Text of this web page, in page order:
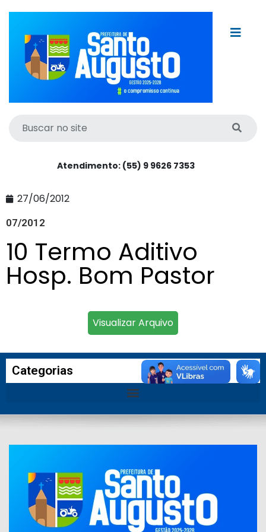
Atendimento: (55) 9 9626 7353
27/06/2012
07/2012
10 Termo Aditivo
Hosp. Bom Pastor
Visualizar Arquivo
Categorias